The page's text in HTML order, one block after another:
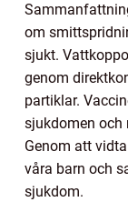
om
sjukt.
genom
partiklar.
sjukdomen och
Genom att
våra barn och
sjukdom.